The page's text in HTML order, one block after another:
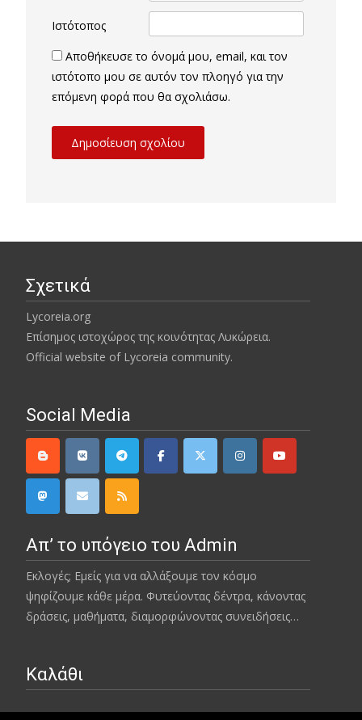
Ιστότοπος
Αποθήκευσε το όνομά μου, email, και τον
ιστότοπο μου σε αυτόν τον πλοηγό για την
επόμενη φορά που θα σχολιάσω.
Σχετικά
Lycoreia.org
Επίσημος ιστοχώρος της κοινότητας Λυκώρεια.
Official website of Lycoreia community.
Social Media
Απ’ το υπόγειο του Admin
Εκλογές; Εμείς για να αλλάξουμε τον κόσμο
ψηφίζουμε κάθε μέρα. Φυτεύοντας δέντρα, κάνοντας
δράσεις, μαθήματα, διαμορφώνοντας συνειδήσεις…
Καλάθι